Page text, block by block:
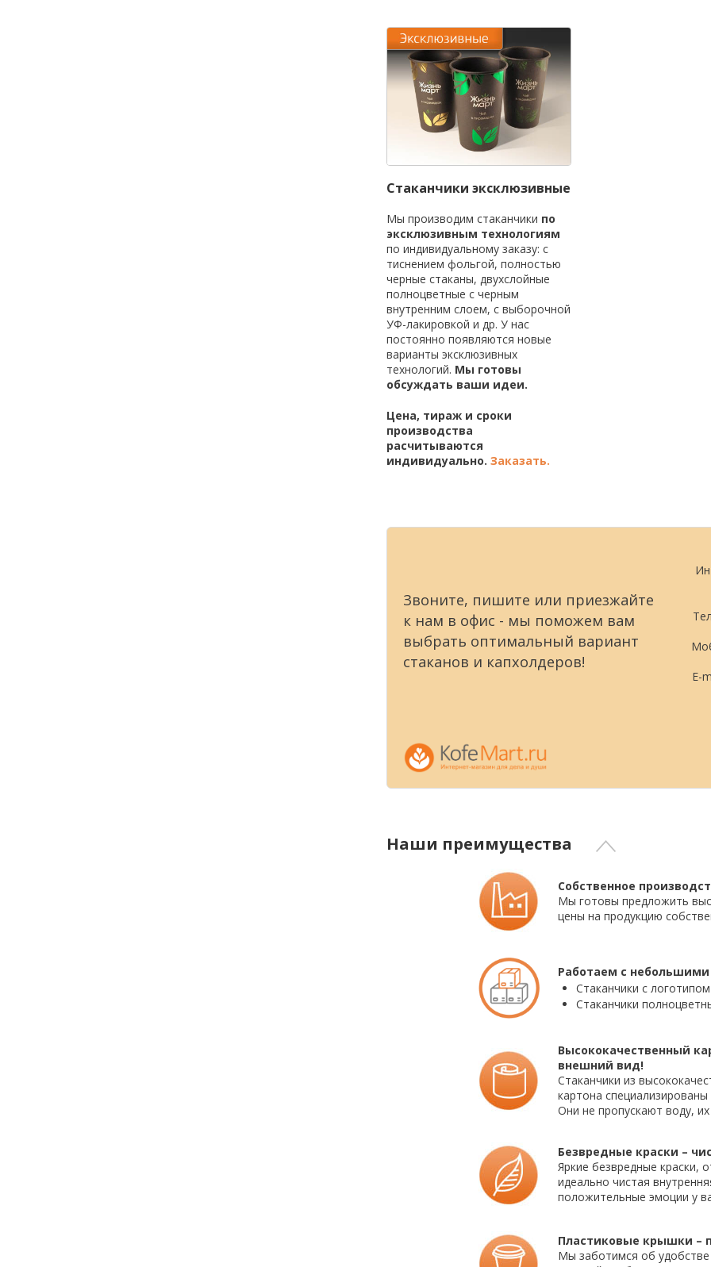
Стаканчики эксклюзивные
Мы производим стаканчики по
эксклюзивным технологиям
по индивидуальному заказу: с
тиснением фольгой, полностью
черные стаканы, двухслойные
полноцветные с черным
внутренним слоем, с выборочной
УФ-лакировкой и др. У нас
постоянно появляются новые
варианты эксклюзивных
технологий. Мы готовы
обсуждать ваши идеи.
Цена, тираж и сроки
производства
расчитываются
индивидуально. Заказать.
Звоните, пишите или приезжайте
к нам в офис - мы поможем вам
выбрать оптимальный вариант
стаканов и капхолдеров!
E-
Наши преимущества
Собственное
Мы готовы предложить
цены на продукцию
Работаем с небольшими
Стаканчики с
Стаканчики
Высококачественный
внешний вид!
Стаканчики из
картона
Они не пропускают воду,
Безвредные краски –
Яркие безвредные краски,
идеально чистая
положительные эмоции у
Пластиковые крышки –
Мы заботимся об